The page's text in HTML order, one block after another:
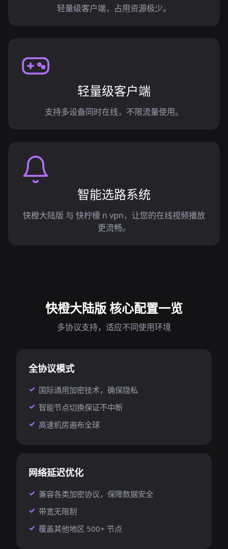
轻量级客户端，占用资源极少。
轻量级客户端
支持多设备同时在线，不限流量使用。
智能选路系统
快橙大陆版 与 快柠檬 n vpn，让您的在线视频播放
更流畅。
快橙大陆版 核心配置一览
多协议支持，适应不同使用环境
全协议模式
国际通用加密技术，确保隐私
智能节点切换保证不中断
高速机房遍布全球
网络延迟优化
兼容各类加密协议，保障数据安全
带宽无限制
覆盖其他地区 500+ 节点